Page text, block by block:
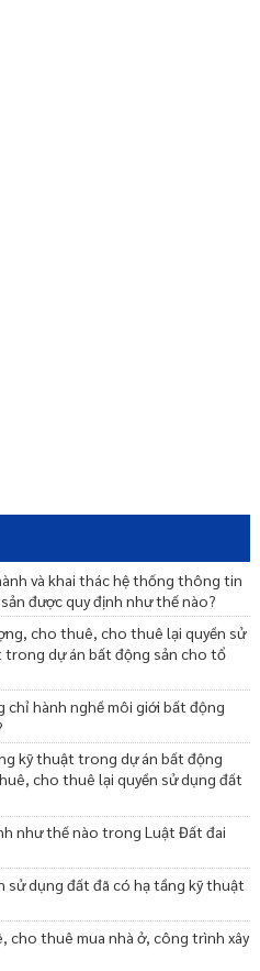
và khai thác hệ thống thông tin
được quy định như thế nào?
cho thuê, cho thuê lại quyền sử
dự án bất động sản cho tổ
chỉ hành nghề môi giới bất động
kỹ thuật trong dự án bất động
cho thuê lại quyền sử dụng đất
như thế nào trong Luật Đất đai
sử dụng đất đã có hạ tầng kỹ thuật
cho thuê mua nhà ở, công trình xây